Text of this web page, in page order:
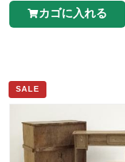
カゴに入れる
SALE